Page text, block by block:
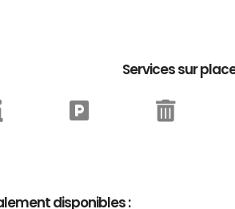
Services sur
disponibles :